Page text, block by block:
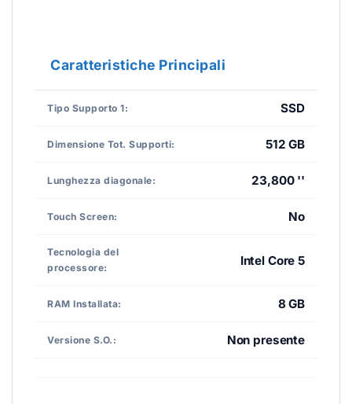
Caratteristiche Principali
Tipo Supporto 1: SSD
Dimensione Tot. Supporti: 512 GB
Lunghezza diagonale: 23,800 ''
Touch Screen: No
Tecnologia del
processore:
Intel Core 5
RAM Installata: 8 GB
Versione S.O.: Non presente